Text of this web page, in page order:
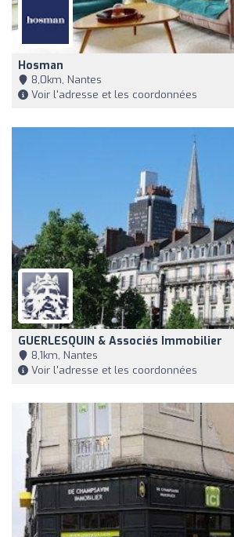
Hosman
8,0km, Nantes
Voir l'adresse et les coordonnées
GUERLESQUIN & Associés Immobilier
8,1km, Nantes
Voir l'adresse et les coordonnées